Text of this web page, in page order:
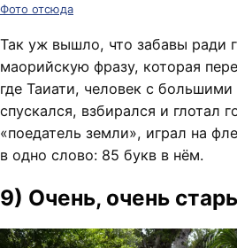
Фото отсюда
Так уж вышло, что забавы ради
маорийскую фразу, которая
где Таиати, человек с
спускался, взбирался и глотал
«поедатель земли», играл на
в одно слово: 85 букв в нём.
9) Очень, очень